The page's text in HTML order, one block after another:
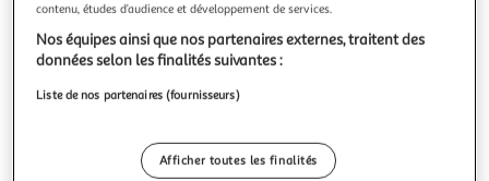
contenu, études d’audience et développement de services.
Nos équipes ainsi que nos partenaires externes, traitent des
données selon les finalités suivantes :
Liste de nos partenaires (fournisseurs)
Afficher toutes les finalités